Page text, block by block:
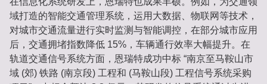
域打造的智能交通管理系统，运用大数据、物联网等技术，
对城市交通流量进行实时监测与智能调控，在部分城市应用
后，交通拥堵指数降低 15%，车辆通行效率大幅提升。在
轨道交通信号系统方面，恩瑞特成功中标 “南京至马鞍山市
域 (郊) 铁路 (南京段) 工程和 (马鞍山段) 工程信号系统采购